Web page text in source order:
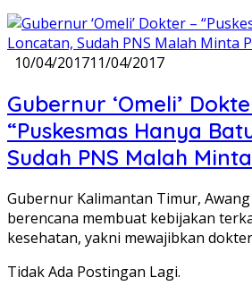
10/04/201711/04/2017
Gubernur ‘Omeli’
“Puskesmas Hanya
Sudah PNS Malah
Gubernur Kalimantan Timur,
berencana membuat kebijakan
kesehatan, yakni mewajibkan
Tidak Ada Postingan Lagi.